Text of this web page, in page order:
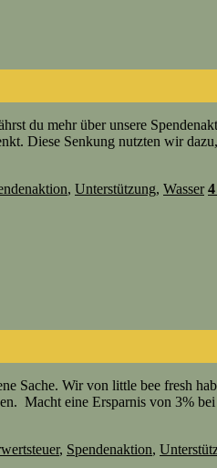
du mehr über unsere
Diese Senkung nutzten wir
, Unterstützung, Wasser 4
Sache. Wir von little bee fresh
Macht eine Ersparnis von 3%
, Spendenaktion,